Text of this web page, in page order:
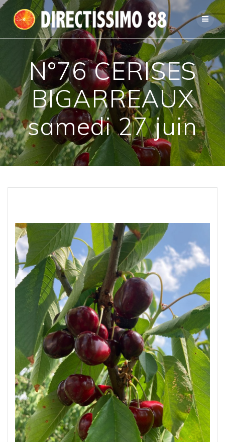
Passer
au
contenu
N°76 CERISES
BIGARREAUX
samedi 27 juin